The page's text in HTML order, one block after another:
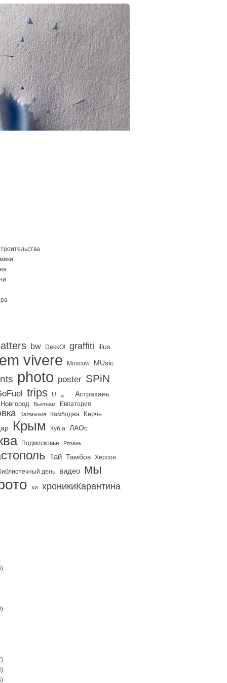
bw DekkO! graffiti illus
vivere Moscow MUsic
photo poster SPiN
trips U 。 Астрахань
Вьетнам Евпатория
Калмыкия Камбоджа Керчь
Крым Куб.а ЛАОс
Подмосковье Рязань
Тай Тамбов Херсон
день
видео мы
хи хроникиКарантина